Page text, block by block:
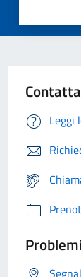
Leggi